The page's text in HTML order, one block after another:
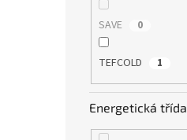
SAVE 0
TEFCOLD 1
Energetická třída